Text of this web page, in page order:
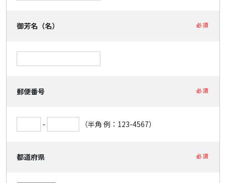
必須
御芳名（名）
必須
郵便番号
- （半角 例：123-4567）
必須
都道府県